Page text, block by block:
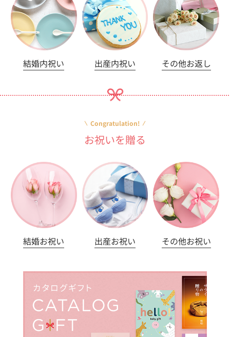
結婚内祝い 出産内祝い その他お返し
Congratulation!
お祝いを贈る
結婚お祝い 出産お祝い その他お祝い